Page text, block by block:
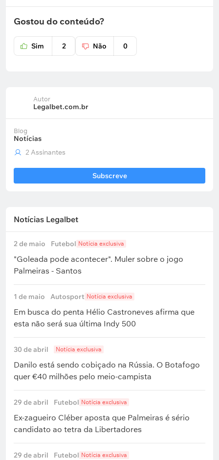
Gostou do conteúdo?
Sim 2 Não 0
Autor
Legalbet.com.br
Blog
Notícias
2 Assinantes
Subscreve
Notícias Legalbet
2 de maio Futebol Notícia exclusiva
"Goleada pode acontecer". Muler sobre o jogo
Palmeiras - Santos
1 de maio Autosport Notícia exclusiva
Em busca do penta Hélio Castroneves afirma que
esta não será sua última Indy 500
30 de abril Notícia exclusiva
Danilo está sendo cobiçado na Rússia. O Botafogo
quer €40 milhões pelo meio-campista
29 de abril Futebol Notícia exclusiva
Ex-zagueiro Cléber aposta que Palmeiras é sério
candidato ao tetra da Libertadores
29 de abril Futebol Notícia exclusiva